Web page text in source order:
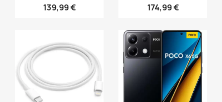
139,99 € 174,99 €